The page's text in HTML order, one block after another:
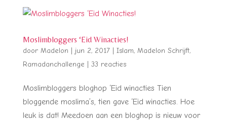
Moslimbloggers ‘Eid Winacties!
door Madelon jun 2, 2017| Islam, Madelon Schrijft,
Ramadanchallenge
33 reacties
Moslimbloggers bloghop ‘Eid winacties Tien
bloggende moslima’s, tien gave ‘Eid winacties. Hoe
leuk is dat! Meedoen aan een bloghop is nieuw voor